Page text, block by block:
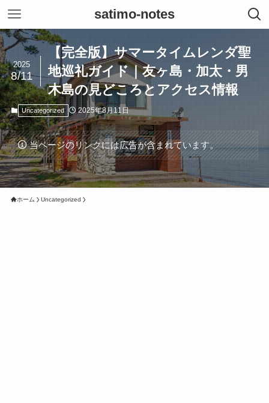
satimo-notes
【完全版】サマータイムレンダ聖
地巡礼ガイド｜友ヶ島・加太・男
木島の見どころとアクセス情報
2025
8/11
Uncategorized 2025年8月11日
当ページのリンクには広告が含まれています。
ホーム Uncategorized